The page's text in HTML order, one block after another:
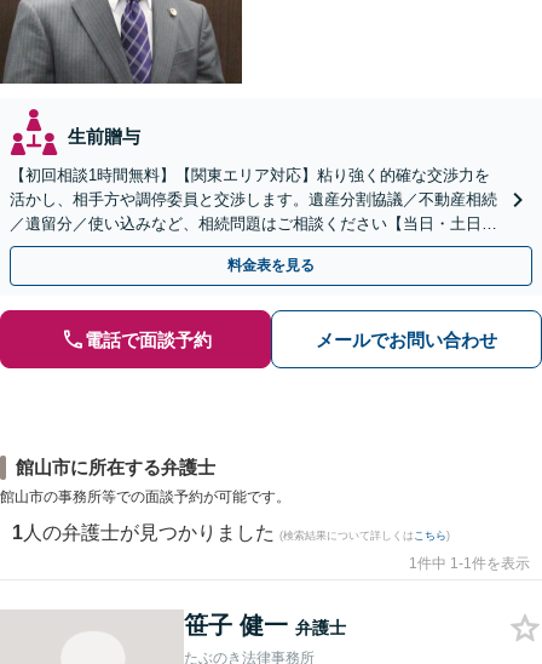
生前贈与
【初回相談1時間無料】【関東エリア対応】粘り強く的確な交渉力を
活かし、相手方や調停委員と交渉します。遺産分割協議／不動産相続
／遺留分／使い込みなど、相続問題はご相談ください【当日・土日対
応可】トラブル前の段階でも相談可。メール24時間受付
料金表を見る
電話で面談予約 メールでお問い合わせ
館山市に所在する弁護士
館山市の事務所等での面談予約が可能です。
1 人の弁護士が見つかりました (検索結果について詳しくは こちら)
1件中 1-1件を表示
笹子 健一 弁護士
たぶのき法律事務所